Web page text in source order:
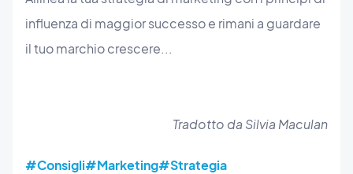
influenza di maggior successo e rimani a guardare
il tuo marchio crescere...
Tradotto da Silvia Maculan
#Consigli#Marketing#Strategia